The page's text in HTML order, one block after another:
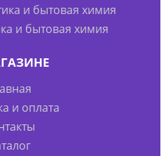
и бытовая химия
и бытовая химия
и оплата